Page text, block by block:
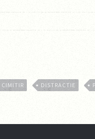
CIMITIR DISTRACTIE